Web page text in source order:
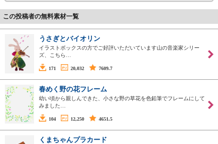
この投稿者の無料素材一覧
うさぎとバイオリン
イラストボックスの方でご好評いただいています山の音楽家シリー
ズ、こちら…
171 20,032 7609.7
春めく野の花フレーム
幼い頃から親しんできた、小さな野の草花を色鉛筆でフレームにして
みました…
104 12,250 4651.5
くまちゃんプラカード